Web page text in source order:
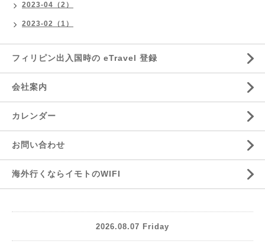
2023-04（2）
2023-02（1）
フィリピン出入国時の eTravel 登録
会社案内
カレンダー
お問い合わせ
海外行くならイモトのWIFI
2026.08.07 Friday